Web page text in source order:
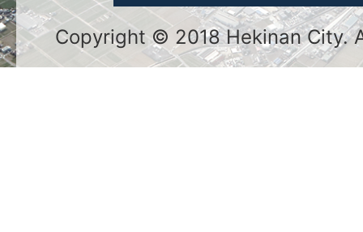
Copyright © 2018 Hekinan City.